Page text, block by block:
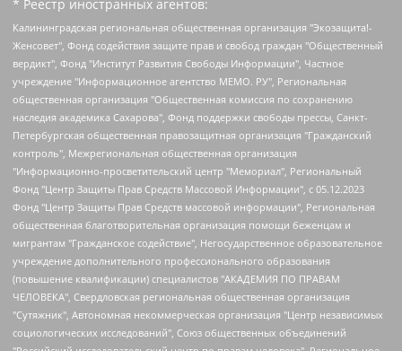
* Реестр иностранных агентов:
Калининградская региональная общественная организация "Экозащита!-Женсовет", Фонд содействия защите прав и свобод граждан "Общественный вердикт", Фонд "Институт Развития Свободы Информации", Частное учреждение "Информационное агентство МЕМО. РУ", Региональная общественная организация "Общественная комиссия по сохранению наследия академика Сахарова", Фонд поддержки свободы прессы, Санкт-Петербургская общественная правозащитная организация "Гражданский контроль", Межрегиональная общественная организация "Информационно-просветительский центр "Мемориал", Региональный Фонд "Центр Защиты Прав Средств Массовой Информации", с 05.12.2023 Фонд "Центр Защиты Прав Средств массовой информации", Региональная общественная благотворительная организация помощи беженцам и мигрантам "Гражданское содействие", Негосударственное образовательное учреждение дополнительного профессионального образования (повышение квалификации) специалистов "АКАДЕМИЯ ПО ПРАВАМ ЧЕЛОВЕКА", Свердловская региональная общественная организация "Сутяжник", Автономная некоммерческая организация "Центр независимых социологических исследований", Союз общественных объединений "Российский исследовательский центр по правам человека", Региональное общественное учреждение научно-информационный центр "МЕМОРИАЛ", Некоммерческая организация "Фонд защиты гласности", Автономная некоммерческая организация "Институт прав человека", Городская общественная организация "Екатеринбургское общество "МЕМОРИАЛ", Городская общественная организация "Рязанское историко-просветительское и правозащитное общество "Мемориал" (Рязанский Мемориал), Челябинский региональный орган общественной самодеятельности – женское общественное объединение "Женщины Евразии", Челябинский региональный орган общественной самодеятельности "Уральская правозащитная группа", Фонд содействия защите здоровья и социальной справедливости имени Андрея Рылькова, Автономная Некоммерческая Организация "Аналитический Центр Юрия Левады", Автономная некоммерческая организация социальной поддержки населения "Проект Апрель", Региональная общественная организация помощи женщинам и детям, находящимся в кризисной ситуации "Информационно-методический центр "Анна", Фонд содействия развитию массовых коммуникаций и правовому просвещению "Так-так-Так", Фонд содействия устойчивому развитию "Серебряная тайга", Свердловский региональный общественный фонд социальных проектов "Новое время", "Idel.Реалии", Кавказ.Реалии, Крым.Реалии, Телеканал Настоящее Время, Татаро-башкирская служба Радио Свобода (Azatliq Radiosi), Радио Свободная Европа/Радио Свобода (PCE/PC), "Сибирь.Реалии", "Фактограф", Благотворительный фонд помощи осужденным и их семьям, Автономная некоммерческая организация "Институт глобализации и социальных движений", Фонд "В защиту прав заключенных", Частное учреждение "Центр поддержки и содействия развитию средств массовой информации", Пензенский региональный общественный благотворительный фонд "Гражданский союз", "Север.Реалии", Некоммерческая организация Фонд "Правовая инициатива", Общество с ограниченной ответственностью "Радио Свободная Европа/Радио Свобода", Чешское информационное агентство "MEDIUM-ORIENT", Красноярская региональная общественная организация "Мы против СПИДа", Камалягин Денис Николаевич, Маркелов Сергей Евгеньевич, Пономарев Лев Александрович, Савицкая Людмила Алексеевна, Автономная некоммерческая организация "Центр по работе с проблемой насилия "НАСИЛИЮ.НЕТ", Межрегиональный профессиональный союз работников здравоохранения "Альянс врачей", Юридическое лицо, зарегистрированное в Латвийской Республике, SIA "Medusa Project" (регистрационный номер 40103797863, дата регистрации 10.06.2014), Некоммерческая организация "Фонд по борьбе с коррупцией", Автономная некоммерческая организация "Институт права и публичной политики", Баданин Роман Сергеевич, Гликин Максим Александрович, Железнова Мария Михайловна, Лукьянова Юлия Сергеевна, Маетная Елизавета Витальевна, Маняхин Петр Борисович, Чуракова Ольга Владимировна, Ярош Юлия Петровна, Юридическое лицо "The Insider SIA", зарегистрированное в Риге, Латвийская Республика (дата регистрации 26.06.2015), являющееся администратором доменного имени интернет-издания "The Insider SIA", https://theins.ru, Постернак Алексей Евгеньевич, Рубин Михаил Аркадьевич, Анин Роман Александрович, Юридическое лицо Istories fonds, зарегистрированное в Латвийской Республике (регистрационный номер 50008295751, дата регистрации 24.02.2020), Великовский Дмитрий Александрович, Долинина Ирина Николаевна, Мароховская Алеся Алексеевна, Шлейнов Роман Юрьевич, Шмагун Олеся Валентиновна, Общество с ограниченной ответственностью "Альтаир 2021", Общество с ограниченной ответственностью "Вега 2021", Общество с ограниченной ответственностью "Главный редактор 2021", Общество с ограниченной ответственностью "Ромашки монолит", Важенков Артем Валерьевич, Ивановская областная общественная организация "Центр гендерных исследований", Гурман Юрий Альбертович, Медиапроект "ОВД-Инфо", Егоров Владимир Владимирович, Жилинский Владимир Александрович, Общество с ограниченной ответственностью "ЗП", Иванова София Юрьевна, Карезина Инна Павловна, Кильтау Екатерина Викторовна, Петров Алексей Викторович, Пискунов Сергей Евгеньевич, Смирнов Сергей Сергеевич, Тихонов Михаил Сергеевич, Общество с ограниченной ответственностью "ЖУРНАЛИСТ-ИНОСТРАННЫЙ АГЕНТ", Арапова Галина Юрьевна, Вольтская Татьяна Анатольевна, Американская компания "Mason G.E.S. Anonymous Foundation" (США), являющаяся владельцем интернет-издания https://mnews.world/, Компания "Stichting Bellingcat", зарегистрированная в Нидерландах (дата регистрации 11.07.2018), Захаров Андрей Вячеславович, Клепиковская Екатерина Дмитриевна, Общество с ограниченной ответственностью "МЕМО", Перл Роман Александрович, Симонов Евгений Алексеевич, Соловьева Елена Анатольевна, Сотников Даниил Владимирович, Сурначева Елизавета Дмитриевна, Автономная некоммерческая организация по защите прав человека и информированию населения "Якутия – Наше Мнение", Общество с ограниченной ответственностью "Москоу диджитал медиа", с 26.01.2023 Общество с ограниченной ответственностью "Чайка Белые сады", Ветошкина Валерия Валерьевна, Заговора Максим Александрович, Межрегиональное общественное движение "Российская ЛГБТ - сеть", Оленичев Максим Владимирович, Павлов Иван Юрьевич, Скворцова Елена Сергеевна, Общество с ограниченной ответственностью "Как бы инагент", Кочетков Игорь Викторович, Общество с ограниченной ответственностью "Честные выборы", Еланчик Олег Александрович, Общество с ограниченной ответственностью "Нобелевский призыв", Гималова Регина Эмилевна, Григорьев Андрей Валерьевич, Григорьева Алина Александровна, Ассоциация по содействию защите прав призывников, альтернативнослужащих и военнослужащих "Правозащитная группа "Гражданин.Армия.Право", Хисамова Регина Фаритовна, Автономная некоммерческая организация по реализации социально-правовых программ "Лилит", Дальневосточное общественное движение "Маяк", Санкт-Петербургская ЛГБТ-инициативная группа "Выход", Инициативная группа ЛГБТ+ "Реверс", Алексеев Андрей Викторович, Бекбулатова Таисия Львовна, Беляев Иван Михайлович, Владыкина Елена Сергеевна, Гельман Марат Александрович, Никульшина Вероника Юрьевна, Толоконникова Надежда Андреевна, Шендерович Виктор Анатольевич, Общество с ограниченной ответственностью "Данное сообщение", Общество с ограниченной ответственностью Издательский дом "Новая глава", Айнбиндер Александра Александровна, Московский комьюнити-центр для ЛГБТ+инициатив, Благотворительный фонд развития филантропии, Deutsche Welle (Германия, Kurt-Schumacher-Strasse 3, 53113 Bonn), Борзунова Мария Михайловна, Воробьев Виктор Викторович, Голубева Анна Львовна, Константинова Алла Михайловна, Малкова Ирина Владимировна, Мурадов Мурад Абдулгалимович, Осетинская Елизавета Николаевна, Понасенков Евгений Николаевич, Ганапольский Матвей Юрьевич, Киселев Евгений Алексеевич, Борухович Ирина Григорьевна, Дремин Иван Тимофеевич, Дубровский Дмитрий Викторович, Красноярская региональная общественная организация поддержки и развития альтернативных образовательных технологий и межкультурных коммуникаций "ИНТЕРРА", Маяковская Екатерина Алексеевна, Фейгин Марк Захарович, Филимонов Андрей Викторович, Дзугкоева Регина Николаевна, Доброхотов Роман Александрович, Дудь Юрий Александрович, Елкин Сергей Владимирович, Кругликов Кирилл Игоревич, Сабунаева Мария Леонидовна, Семенов Алексей Владимирович, Шаинян Карен Багратович, Шульман Екатерина Михайловна, Асафьев Артур Валерьевич, Вахштайн Виктор Семенович, Венедиктов Алексей Алексеевич, Лушникова Екатерина Евгеньевна, Волков Леонид Михайлович, Невзоров Александр Глебович, Пархоменко Сергей Борисович, Сироткин Ярослав Николаевич, Кара-Мурза Владимир Владимирович, Баранова Наталья Владимировна, Гозман Леонид Яковлевич, Кагарлицкий Борис Юльевич, Климарев Михаил Валерьевич, Милов Владимир Станиславович, Автономная некоммерческая организация Краснодарский центр современного искусства "Типография", Моргенштерн Алишер Тагирович, Соболь Любовь Эдуардовна, Общество с ограниченной ответственностью "ЛИЗА НОРМ", Каспаров Гарри Кимович, Ходорковский Михаил Борисович, Общество с ограниченной ответственностью "Апрельские тезисы", Данилович Ирина Брониславовна, Кашин Олег Владимирович, Петров Николай Владимирович, Пивоваров Алексей Владимирович, Соколов Михаил Владимирович, Цветкова Юлия Владимировна, Чичваркин Евгений Александрович, Комитет против пыток/Команда против пыток, Общество с ограниченной ответственностью "Первый научный", Общество с ограниченной ответственностью "Вертолет и ко", Белоцерковская Вероника Борисовна, Кац Максим Евгеньевич, Лазарева Татьяна Юрьевна, Шаведдинов Руслан Табризович, Яшин Илья Валерьевич, Общество с ограниченной ответственностью "Иноагент ААВ", Алешковский Дмитрий Петрович, Альбац Евгения Марковна, Быков Дмитрий Львович, Галямина Юлия Евгеньевна, Лойко Сергей Леонидович, Мартынов Кирилл Константинович, Медведев Сергей Александрович, Крашенинников Федор Геннадиевич, Гордеева Катерина Вл